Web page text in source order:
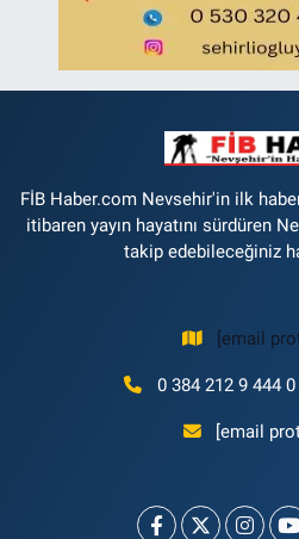
FİB Haber.com Nevsehir'in ilk
itibaren yayın hayatını sürdüren
takip edebileceğiniz
[email
0 384 212 9 444
[email